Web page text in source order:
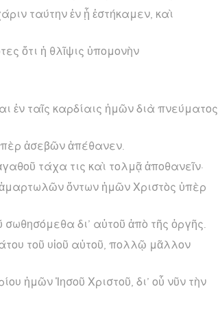
ταύτην ἐν ᾗ ἑστήκαμεν, καὶ
ὅτι ἡ θλῖψις ὑπομονὴν
ἐν ταῖς καρδίαις ἡμῶν διὰ πνεύματος
ἀσεβῶν ἀπέθανεν.
τάχα τις καὶ τολμᾷ ἀποθανεῖν·
ἁμαρτωλῶν ὄντων ἡμῶν Χριστὸς ὑπὲρ
δι’ αὐτοῦ ἀπὸ τῆς ὀργῆς.
τοῦ υἱοῦ αὐτοῦ, πολλῷ μᾶλλον
ἡμῶν Ἰησοῦ Χριστοῦ, δι’ οὗ νῦν τὴν